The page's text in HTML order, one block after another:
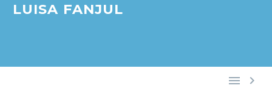
LUISA FANJUL
 